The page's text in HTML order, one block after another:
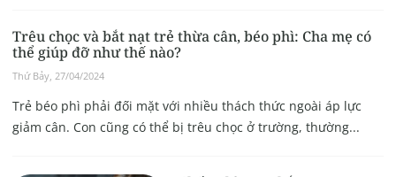
Trêu chọc và bắt nạt trẻ thừa cân, béo phì: Cha mẹ có
thể giúp đỡ như thế nào?
Thứ Bảy, 27/04/2024
Trẻ béo phì phải đối mặt với nhiều thách thức ngoài áp lực
giảm cân. Con cũng có thể bị trêu chọc ở trường, thường...